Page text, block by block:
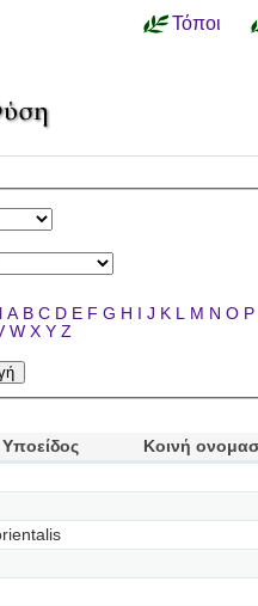
Τόποι
A B C D E F G H I J K L M N O P
W X Y Z
Υποείδος
Κοινή